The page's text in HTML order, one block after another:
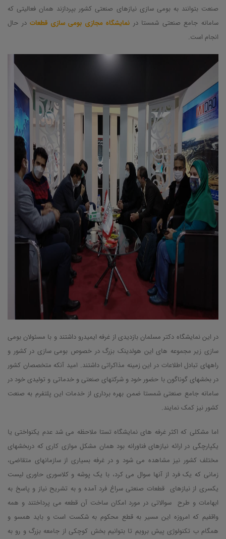
صنعت بتوانند به بومی سازی نیازهای صنعتی کشور بپردازند همان فعالیتی که
سامانه جامع صنعتی شمستا در نمایشگاه مجازی بومی سازی قطعاتدر حال
انجام است.
در این نمایشگاه دکتر مسلمان بازدیدی از غرفه ایمیدرو داشتند و با مسئولان بومی
سازی زیر مجموعه های این هولدینک بزرگ در خصوص بومی سازی در کشور و
راههای تبادل اطلاعات در این زمینه مذاکراتی داشتند. امید آنکه متخصصان کشور
در بخشهای گوناگون با حضور خود و شرکتهای صنعتی و خدماتی و تولیدی خود در
سامانه جامع صنعتی شمستا ضمن بهره برداری از خدمات این پلتفرم به صنعت
کشور نیز کمک نمایند.
اما مشکلی که اکثر غرفه های نمایشگاه تستا ملاحظه می شد عدم یکنواختی یا
یکپارچگی در ارائه نیازهای فناورانه بود همان مشکل موازی کاری که دربخشهای
مختلف کشور نیز مشاهده می شود و در غرفه بسیاری از سازمانهای متقاضی،
زمانی که یک فرد از آنها سوال می کرد، با یک پوشه و کلاسوری حاوری لیست
یکسری از نیازهای قطعات صنعتی سراغ فرد آمده و به تشریح نیاز و پاسخ به
ابهامات و طرح سوالاتی در مورد امکان ساخت آن قطعه می پرداختند و همه
واقفیم که امروزه این مسیر به قطع محکوم به شکست است و باید همسو و
همگام ب تکنولوژی پیش برویم تا بتوانیم بخش کوچکی از جامعه بزرگ و رو به